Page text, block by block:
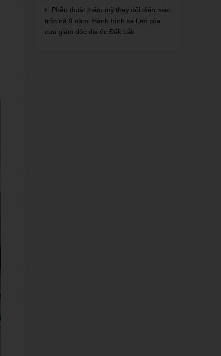
Phẫu thuật thẩm mỹ thay đổi diện mạo
trốn nã 9 năm: Hành trình sa lưới của
cựu giám đốc địa ốc Đắk Lắk